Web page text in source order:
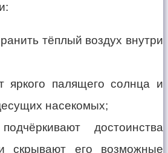
тёплый воздух внутри
яркого палящего солнца и
насекомых;
достоинства
скрывают его возможные